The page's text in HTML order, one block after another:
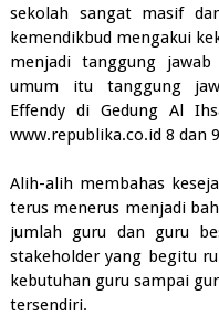
sekolah sangat masif
kemendikbud mengakui
menjadi tanggung
umum itu tanggung
Effendy di Gedung Al
www.republika.co.id 8 dan
Alih-alih membahas
terus menerus menjadi
jumlah guru dan guru
stakeholder yang begitu
kebutuhan guru sampai
tersendiri.